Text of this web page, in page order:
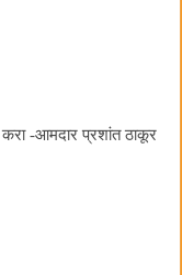
करा -आमदार प्रशांत ठाकूर